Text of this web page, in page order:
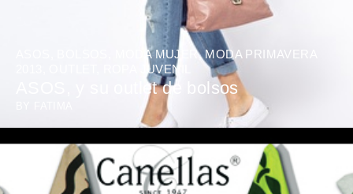
MODA MUJER, MODA PRIMAVERA
ROPA JUVENIL
ASOS, y su outlet de bolsos